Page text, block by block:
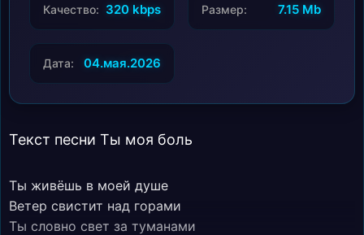
Качество: 320 kbps Размер: 7.15 Mb
Дата: 04.мая.2026
Текст песни Ты моя боль
Ты живёшь в моей душе
Ветер свистит над горами
Ты словно свет за туманами